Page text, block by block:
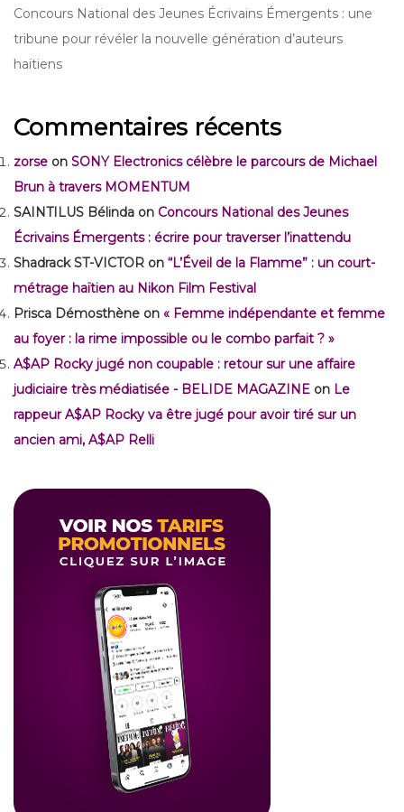
Concours National des Jeunes Écrivains Émergents : une
tribune pour révéler la nouvelle génération d’auteurs
haïtiens
Commentaires récents
zorse on SONY Electronics célèbre le parcours de Michael
Brun à travers MOMENTUM
SAINTILUS Bélinda on Concours National des Jeunes
Écrivains Émergents : écrire pour traverser l’inattendu
Shadrack ST-VICTOR on “L’Éveil de la Flamme” : un court-
métrage haïtien au Nikon Film Festival
Prisca Démosthène on « Femme indépendante et femme
au foyer : la rime impossible ou le combo parfait ? »
A$AP Rocky jugé non coupable : retour sur une affaire
judiciaire très médiatisée - BELIDE MAGAZINE on Le
rappeur A$AP Rocky va être jugé pour avoir tiré sur un
ancien ami, A$AP Relli